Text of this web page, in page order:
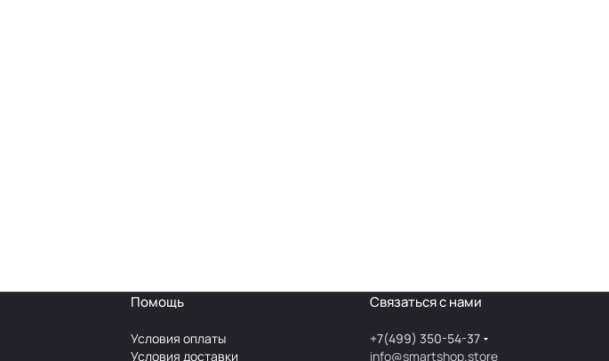
Помощь
Условия оплаты
Условия доставки
Связаться с нами
+7(499) 350-54-37
info@smartshop.store